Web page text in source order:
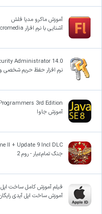
آموزش ماکرو مدیا فلش
آشنایی با نرم افزار Flash Macromedia
Administrator 14.0
نرم افزار حفظ حریم شخصی
3rd Edition
آموزش جاوا
II + Update 9 Incl DLC
جنگ‌ تمام‌عیار - روم 2
فیلم آموزش کامل ساخت اپل
آموزش ساخت اپل آیدی